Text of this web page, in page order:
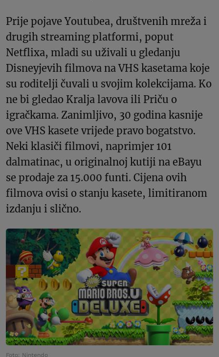
Prije pojave Youtubea, društvenih mreža i
drugih streaming platformi, poput
Netflixa, mladi su uživali u gledanju
Disneyjevih filmova na VHS kasetama koje
su roditelji čuvali u svojim kolekcijama. Ko
ne bi gledao Kralja lavova ili Priču o
igračkama. Zanimljivo, 30 godina kasnije
ove VHS kasete vrijede pravo bogatstvo.
Neki klasiči filmovi, naprimjer 101
dalmatinac, u originalnoj kutiji na eBayu
se prodaje za 15.000 funti. Cijena ovih
filmova ovisi o stanju kasete, limitiranom
izdanju i slično.
Foto: Nintendo